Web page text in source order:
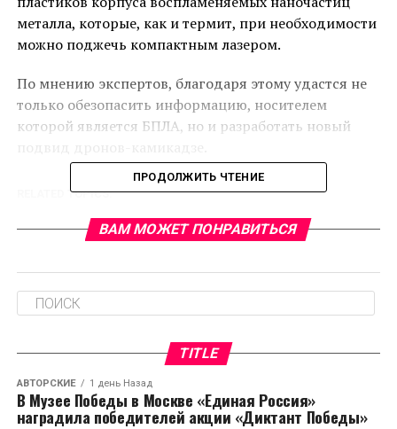
металла, которые, как и термит, при необходимости
можно поджечь компактным лазером.
По мнению экспертов, благодаря этому удастся не
только обезопасить информацию, носителем
которой является БПЛА, но и разработать новый
RELATED TOPICS:
Названо масло, добавление которого к завтраку
Учёные научились выявлять тяжёлое психическое
заболевание по анализу крови
ПРОДОЛЖИТЬ ЧТЕНИЕ
ВАМ МОЖЕТ ПОНРАВИТЬСЯ
TITLE
АВТОРСКИЕ 1 день Назад
В Музее Победы в Москве «Единая Россия»
наградила победителей акции «Диктант Победы»